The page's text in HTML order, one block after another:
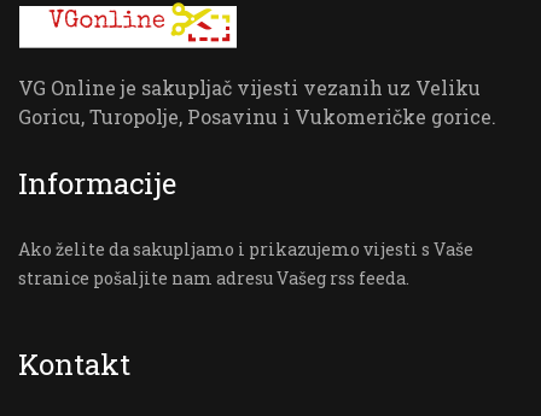
VG Online je sakupljač vijesti vezanih uz Veliku
Goricu, Turopolje, Posavinu i Vukomeričke gorice.
Informacije
Ako želite da sakupljamo i prikazujemo vijesti s Vaše
stranice pošaljite nam adresu Vašeg rss feeda.
Kontakt